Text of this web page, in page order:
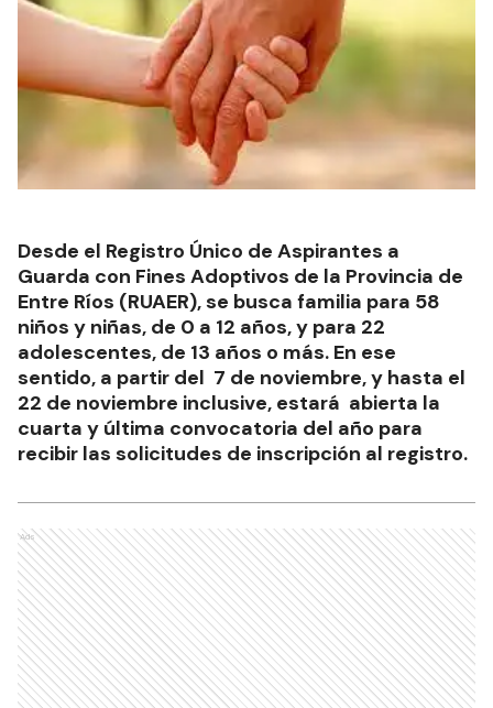
Desde el Registro Único de Aspirantes a
Guarda con Fines Adoptivos de la Provincia de
Entre Ríos (RUAER), se busca familia para 58
niños y niñas, de 0 a 12 años, y para 22
adolescentes, de 13 años o más. En ese
sentido, a partir del 7 de noviembre, y hasta el
22 de noviembre inclusive, estará abierta la
cuarta y última convocatoria del año para
recibir las solicitudes de inscripción al registro.
Ads